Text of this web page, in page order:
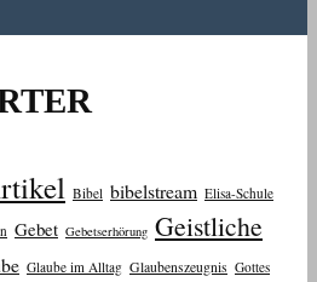
Bibel bibelstream Elisa-Schule
Gebet Gebetserhörung Geistliche
Glaube im Alltag Glaubenszeugnis Gottes